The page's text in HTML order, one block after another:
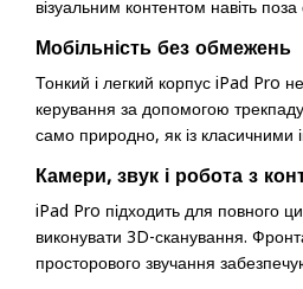
візуальним контентом навіть поза
Мобільність без обмежень
Тонкий і легкий корпус iPad Pro
керування за допомогою
само природно, як із класичними
Камери, звук і робота з
iPad Pro підходить для повного
виконувати 3D-сканування.
просторового звучання